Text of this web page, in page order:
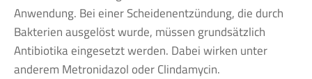
Anwendung. Bei einer Scheidenentzündung, die durch
Bakterien ausgelöst wurde, müssen grundsätzlich
Antibiotika eingesetzt werden. Dabei wirken unter
anderem Metronidazol oder Clindamycin.